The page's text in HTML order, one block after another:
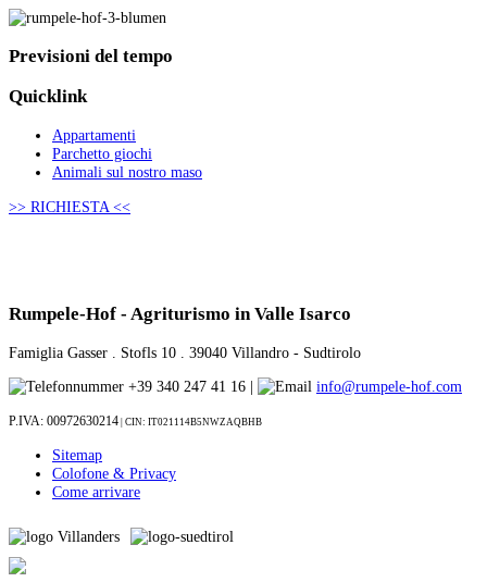
Previsioni del tempo
Quicklink
Appartamenti
Parchetto giochi
Animali sul nostro maso
>> RICHIESTA <<
Rumpele-Hof - Agriturismo in Valle Isarco
Famiglia Gasser . Stofls 10 . 39040 Villandro - Sudtirolo
+39 340 247 41 16 |
info@rumpele-hof.com
P.IVA: 00972630214 | CIN: IT021114B5NWZAQBHB
Sitemap
Colofone & Privacy
Come arrivare